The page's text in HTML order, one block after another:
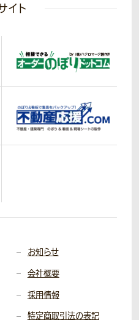
イト
お知らせ
会社概要
採用情報
特定商取引法の表記